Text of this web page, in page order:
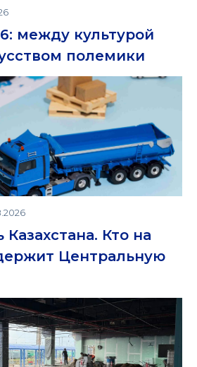
между культурой
полемики
Кто на
Центральную